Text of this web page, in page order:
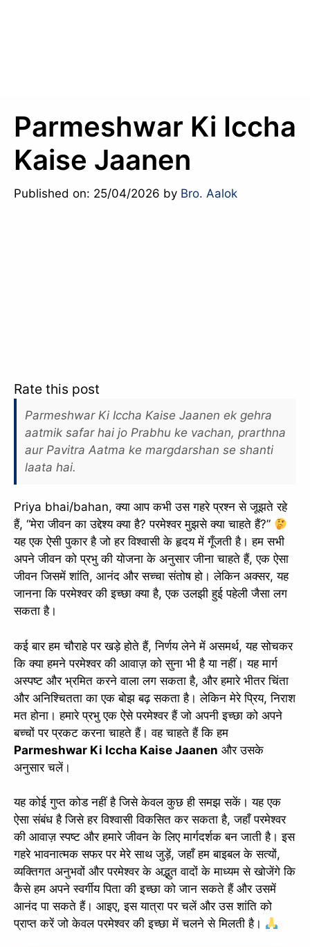
Parmeshwar Ki Iccha
Kaise Jaanen
Published on: 25/04/2026 by Bro. Aalok
Rate this post
Parmeshwar Ki Iccha Kaise Jaanen ek gehra
aatmik safar hai jo Prabhu ke vachan, prarthna
aur Pavitra Aatma ke margdarshan se shanti
laata hai.
Priya bhai/bahan, क्या आप कभी उस गहरे प्रश्न से जूझते रहे
हैं, “मेरा जीवन का उद्देश्य क्या है? परमेश्वर मुझसे क्या चाहते हैं?”
यह एक ऐसी पुकार है जो हर विश्वासी के हृदय में गूँजती है। हम सभी
अपने जीवन को प्रभु की योजना के अनुसार जीना चाहते हैं, एक ऐसा
जीवन जिसमें शांति, आनंद और सच्चा संतोष हो। लेकिन अक्सर, यह
जानना कि परमेश्वर की इच्छा क्या है, एक उलझी हुई पहेली जैसा लग
सकता है।
कई बार हम चौराहे पर खड़े होते हैं, निर्णय लेने में असमर्थ, यह सोचकर
कि क्या हमने परमेश्वर की आवाज़ को सुना भी है या नहीं। यह मार्ग
अस्पष्ट और भ्रमित करने वाला लग सकता है, और हमारे भीतर चिंता
और अनिश्चितता का एक बोझ बढ़ सकता है। लेकिन मेरे प्रिय, निराश
मत होना। हमारे प्रभु एक ऐसे परमेश्वर हैं जो अपनी इच्छा को अपने
बच्चों पर प्रकट करना चाहते हैं। वह चाहते हैं कि हम
Parmeshwar Ki Iccha Kaise Jaanen और उसके
अनुसार चलें।
यह कोई गुप्त कोड नहीं है जिसे केवल कुछ ही समझ सकें। यह एक
ऐसा संबंध है जिसे हर विश्वासी विकसित कर सकता है, जहाँ परमेश्वर
की आवाज़ स्पष्ट और हमारे जीवन के लिए मार्गदर्शक बन जाती है। इस
गहरे भावनात्मक सफर पर मेरे साथ जुड़ें, जहाँ हम बाइबल के सत्यों,
व्यक्तिगत अनुभवों और परमेश्वर के अद्भुत वादों के माध्यम से खोजेंगे कि
कैसे हम अपने स्वर्गीय पिता की इच्छा को जान सकते हैं और उसमें
आनंद पा सकते हैं। आइए, इस यात्रा पर चलें और उस शांति को
प्राप्त करें जो केवल परमेश्वर की इच्छा में चलने से मिलती है।